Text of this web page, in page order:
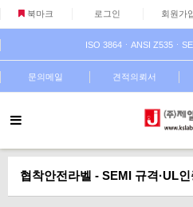
북마크 로그인 회원가
ISO 3864ㆍANSI Z535ㆍ
문의메일 견적의뢰서
협착안전라벨 - SEMI 규격·UL